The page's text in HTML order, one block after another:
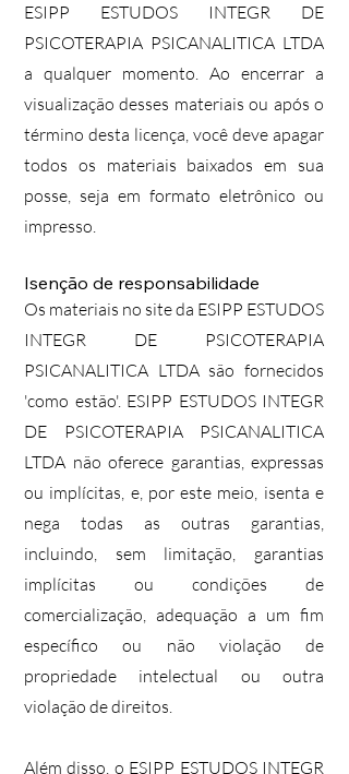
ESIPP ESTUDOS INTEGR DE
PSICOTERAPIA PSICANALITICA LTDA
a qualquer momento. Ao encerrar a
visualização desses materiais ou após o
término desta licença, você deve apagar
todos os materiais baixados em sua
posse, seja em formato eletrônico ou
impresso.
Isenção de responsabilidade
Os materiais no site da ESIPP ESTUDOS
INTEGR DE PSICOTERAPIA
PSICANALITICA LTDA são fornecidos
'como estão'. ESIPP ESTUDOS INTEGR
DE PSICOTERAPIA PSICANALITICA
LTDA não oferece garantias, expressas
ou implícitas, e, por este meio, isenta e
nega todas as outras garantias,
incluindo, sem limitação, garantias
implícitas ou condições de
comercialização, adequação a um fim
específico ou não violação de
propriedade intelectual ou outra
violação de direitos.
Além disso, o ESIPP ESTUDOS INTEGR